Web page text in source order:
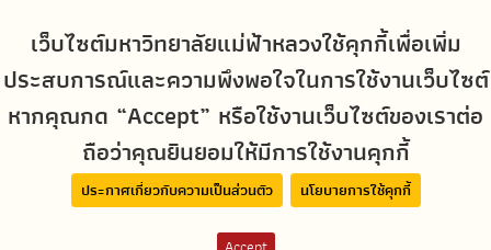
เว็บไซต์มหาวิทยาลัยแม่ฟ้าหลวงใช้คุกกี้เพื่อเพิ่ม
ประสบการณ์และความพึงพอใจในการใช้งานเว็บไซต์
หากคุณกด “Accept” หรือใช้งานเว็บไซต์ของเราต่อ
ถือว่าคุณยินยอมให้มีการใช้งานคุกกี้
ประกาศเกี่ยวกับความเป็นส่วนตัว นโยบายการใช้คุกกี้
Social Media
MFUconnect